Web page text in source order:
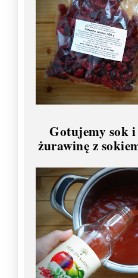
Gotujemy sok
żurawinę z